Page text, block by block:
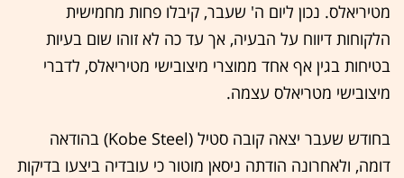
מטיריאלס. נכון ליום ה' שעבר, קיבלו פחות מחמישית
הלקוחות דיווח על הבעיה, אך עד כה לא זוהו שום בעיות
בטיחות בגין אף אחד ממוצרי מיצובישי מטיריאלס, לדברי
מיצובישי מטריאלס עצמה.
בחודש שעבר יצאה קובה סטיל (Kobe Steel) בהודאה
דומה, ולאחרונה הודתה ניסאן מוטור כי עובדיה ביצעו בדיקות